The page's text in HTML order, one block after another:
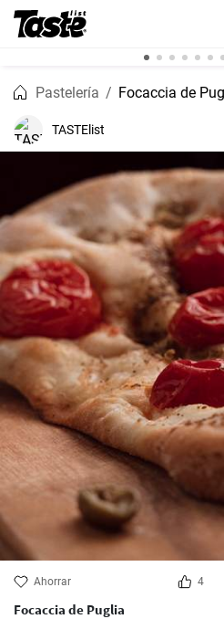
Pastelería Focaccia de
TASTElist
Ahorrar 4
Focaccia de Puglia